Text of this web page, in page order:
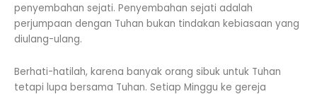
penyembahan sejati. Penyembahan sejati adalah
perjumpaan dengan Tuhan bukan tindakan kebiasaan yang
diulang-ulang.
Berhati-hatilah, karena banyak orang sibuk untuk Tuhan
tetapi lupa bersama Tuhan. Setiap Minggu ke gereja